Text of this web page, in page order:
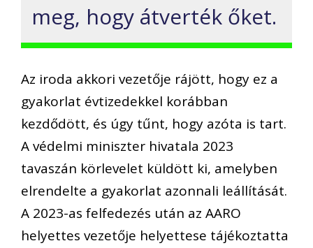
meg, hogy átverték őket.
Az iroda akkori vezetője rájött, hogy ez a
gyakorlat évtizedekkel korábban
kezdődött, és úgy tűnt, hogy azóta is tart.
A védelmi miniszter hivatala 2023
tavaszán körlevelet küldött ki, amelyben
elrendelte a gyakorlat azonnali leállítását.
A 2023-as felfedezés után az AARO
helyettes vezetője helyettese tájékoztatta